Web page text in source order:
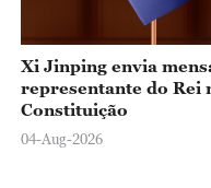
Xi Jinping envia
representante do Rei
Constituição
04-Aug-2026